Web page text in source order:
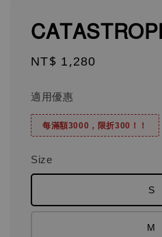
Regular
NT$ 1,280
適用優惠
每滿額3000，限折300！！
Size
S
M